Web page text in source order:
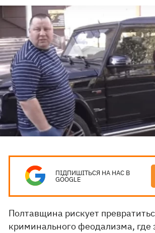
ПІДПИШІТЬСЯ НА НАС В
GOOGLE
Полтавщина рискует
криминального феодализма, где